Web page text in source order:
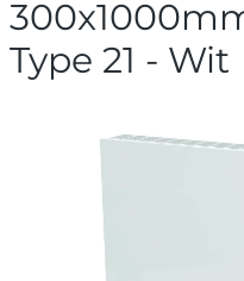
Type 21 - Wit